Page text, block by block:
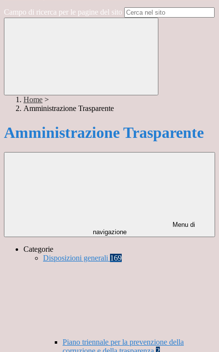
Campo di ricerca per le pagine del sito
Home >
Amministrazione Trasparente
Amministrazione Trasparente
Menu di
navigazione
Categorie
Disposizioni generali 169
Piano triennale per la prevenzione della